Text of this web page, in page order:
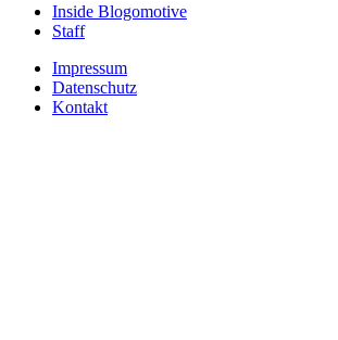
Inside Blogomotive
Staff
Impressum
Datenschutz
Kontakt